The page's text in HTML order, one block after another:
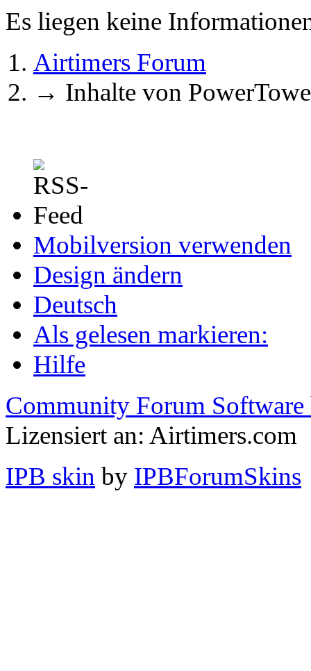
Es liegen keine
Airtimers Forum
→ Inhalte von
Mobilversion verwenden
Design ändern
Deutsch
Als gelesen markieren:
Hilfe
Community Forum Software
Lizensiert an: Airtimers.com
IPB skin by IPBForumSkins